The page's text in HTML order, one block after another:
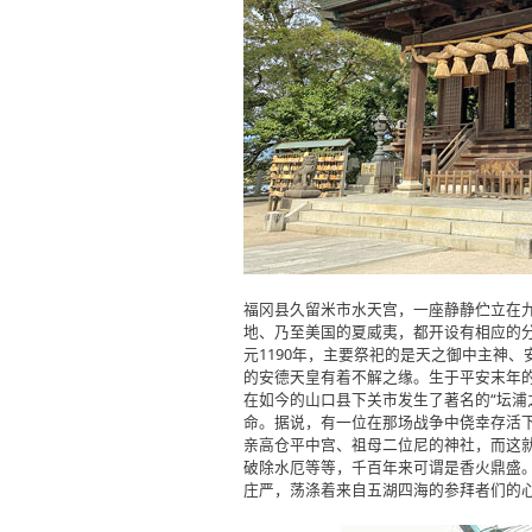
福冈县久留米市水天宫，一座静静伫立在
地、乃至美国的夏威夷，都开设有相应的
元1190年，主要祭祀的是天之御中主神
的安德天皇有着不解之缘。生于平安末年
在如今的山口县下关市发生了著名的“坛
命。据说，有一位在那场战争中侥幸存活
亲高仓平中宫、祖母二位尼的神社，而
破除水厄等等，千百年来可谓是香火鼎盛
庄严，荡涤着来自五湖四海的参拜者们的